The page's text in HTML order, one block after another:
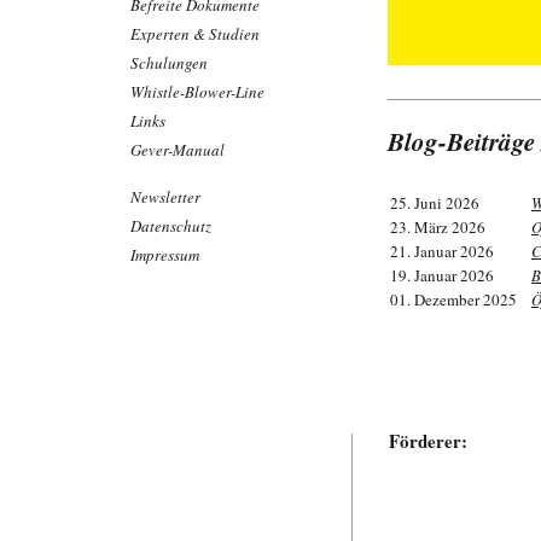
Befreite Dokumente
Experten & Studien
Schulungen
Whistle-Blower-Line
Links
Gever-Manual
Newsletter
Datenschutz
Impressum
Blog-
25. Juni 2026
23. März 2026
21. Januar 2026
19. Januar 2026
01. Dezember 2025
Förderer: